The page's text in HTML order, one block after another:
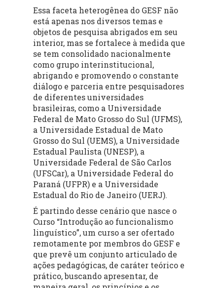
Essa faceta heterogênea do GESF não
está apenas nos diversos temas e
objetos de pesquisa abrigados em seu
interior, mas se fortalece à medida que
se tem consolidado nacionalmente
como grupo interinstitucional,
abrigando e promovendo o constante
diálogo e parceria entre pesquisadores
de diferentes universidades
brasileiras, como a Universidade
Federal de Mato Grosso do Sul (UFMS),
a Universidade Estadual de Mato
Grosso do Sul (UEMS), a Universidade
Estadual Paulista (UNESP), a
Universidade Federal de São Carlos
(UFSCar), a Universidade Federal do
Paraná (UFPR) e a Universidade
Estadual do Rio de Janeiro (UERJ).
É partindo desse cenário que nasce o
Curso “Introdução ao funcionalismo
linguístico”, um curso a ser ofertado
remotamente por membros do GESF e
que prevê um conjunto articulado de
ações pedagógicas, de caráter teórico e
prático, buscando apresentar, de